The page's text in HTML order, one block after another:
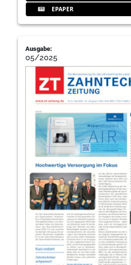
EPAPER
Ausgabe:
05/2025